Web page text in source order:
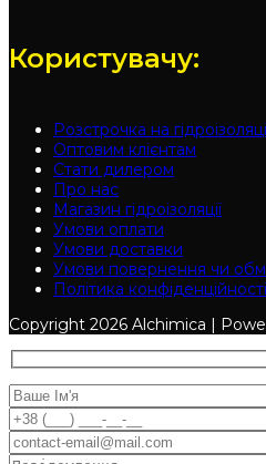
Користувачу:
Розстрочка на
Оптовим клієнтам
Стати дилером
Про нас
Магазин гідроізоляції
Умови оплати
Умови доставки
Умови повернення чи
Політика конфіденційності
Copyright 2026 Alchimica |